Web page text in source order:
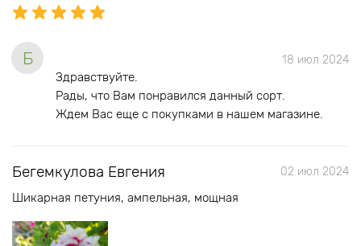
Б 18 июл 2024
Здравствуйте.
Рады, что Вам понравился данный сорт.
Ждем Вас еще с покупками в нашем магазине.
Бегемкулова Евгения 02 июл 2024
Шикарная петуния, ампельная, мощная